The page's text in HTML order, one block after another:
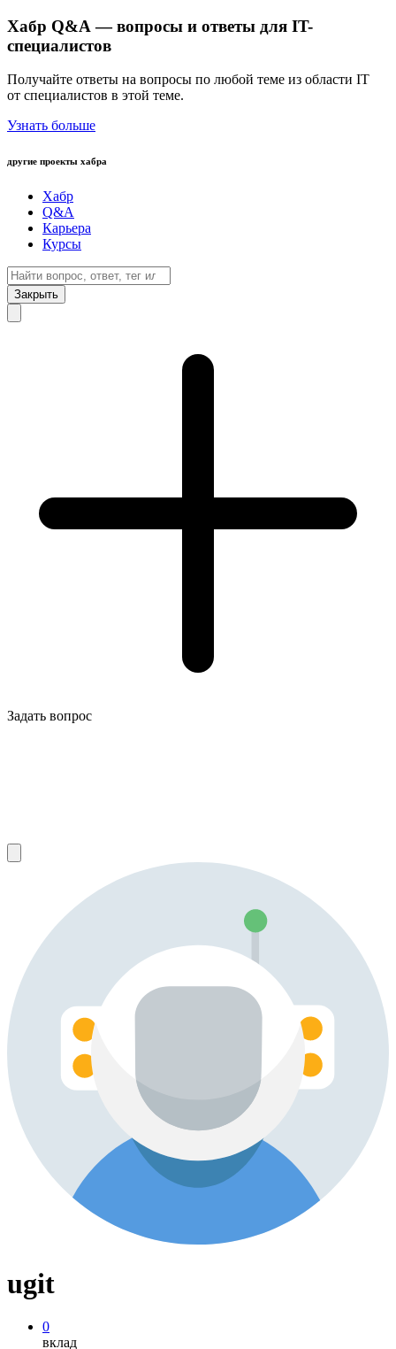
Хабр Q&A — вопросы и ответы для IT-
специалистов
Получайте ответы на вопросы по любой теме из области IT
от специалистов в этой теме.
Узнать больше
другие проекты хабра
Хабр
Q&A
Карьера
Курсы
Закрыть
Задать вопрос
ugit
0
вклад